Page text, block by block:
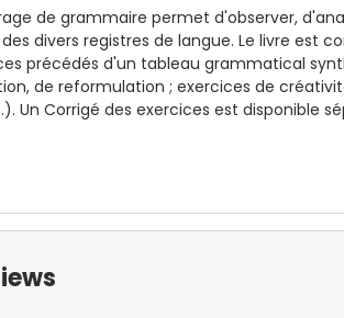
de grammaire permet d'observer,
divers registres de langue. Le livre est
précédés d'un tableau grammatical
de reformulation ; exercices de
Un Corrigé des exercices est disponible